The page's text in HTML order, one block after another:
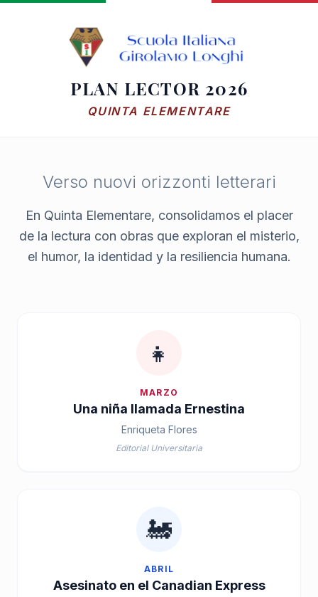
PLAN LECTOR 2026
QUINTA ELEMENTARE
Verso nuovi orizzonti letterari
En Quinta Elementare, consolidamos el placer
de la lectura con obras que exploran el misterio,
el humor, la identidad y la resiliencia humana.
👧
MARZO
Una niña llamada Ernestina
Enriqueta Flores
Editorial Universitaria
🚂
ABRIL
Asesinato en el Canadian Express